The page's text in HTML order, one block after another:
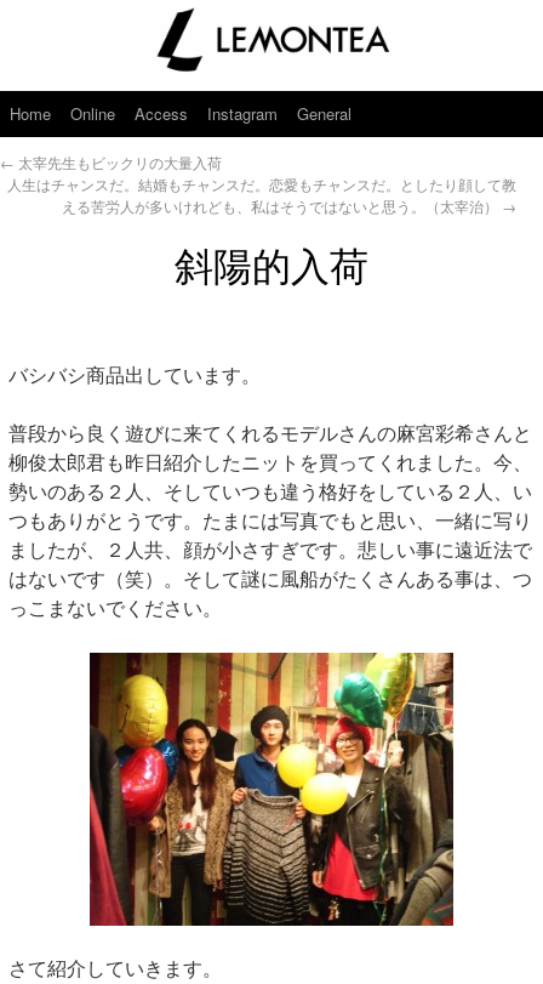
Home Online Access Instagram General
← 太宰先生もビックリの大量入荷
人生はチャンスだ。結婚もチャンスだ。恋愛もチャンスだ。としたり顔して教
える苦労人が多いけれども、私はそうではないと思う。（太宰治） →
斜陽的入荷
バシバシ商品出しています。
普段から良く遊びに来てくれるモデルさんの麻宮彩希さんと
柳俊太郎君も昨日紹介したニットを買ってくれました。今、
勢いのある２人、そしていつも違う格好をしている２人、い
つもありがとうです。たまには写真でもと思い、一緒に写り
ましたが、２人共、顔が小さすぎです。悲しい事に遠近法で
はないです（笑）。そして謎に風船がたくさんある事は、つ
っこまないでください。
さて紹介していきます。